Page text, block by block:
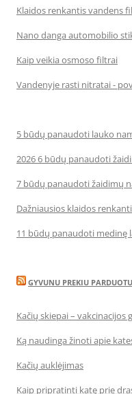
Klaidos renkantis vandens
Nano danga automobilio
Kaip veikia osmoso filtrai
Vandenyje rasti nitratai -
5 būdų panaudoti lauko
2026 6 būdų panaudoti
7 būdų panaudoti žaidimų
Dažniausios klaidos
11 būdų panaudoti medinę
GYVUNU PREKIU
Kačių skiepai – vakcinacijos
Ką naudinga žinoti apie
Kačių auklėjimas
Kaip pripratinti katę prie